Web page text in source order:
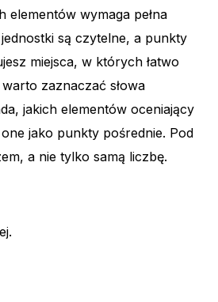
wymaga pełna
są czytelne, a punkty
miejsca, w których łatwo
warto zaznaczać słowa
jakich elementów oceniający
jako punkty pośrednie. Pod
a nie tylko samą liczbę.